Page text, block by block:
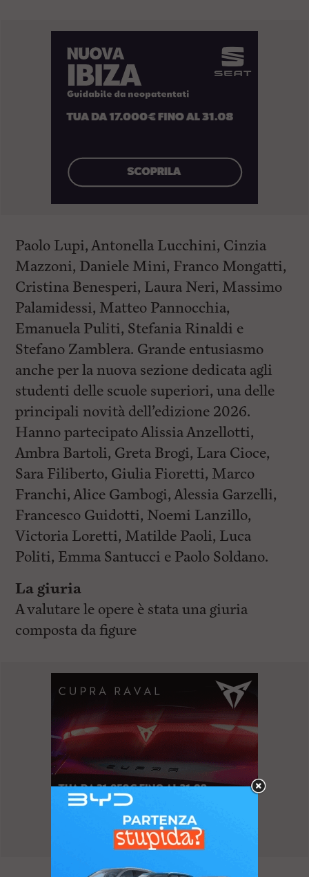
Paolo Lupi, Antonella Lucchini, Cinzia
Mazzoni, Daniele Mini, Franco Mongatti,
Cristina Benesperi, Laura Neri, Massimo
Palamidessi, Matteo Pannocchia,
Emanuela Puliti, Stefania Rinaldi e
Stefano Zamblera. Grande entusiasmo
anche per la nuova sezione dedicata agli
studenti delle scuole superiori, una delle
principali novità dell’edizione 2026.
Hanno partecipato Alissia Anzellotti,
Ambra Bartoli, Greta Brogi, Lara Cioce,
Sara Filiberto, Giulia Fioretti, Marco
Franchi, Alice Gambogi, Alessia Garzelli,
Francesco Guidotti, Noemi Lanzillo,
Victoria Loretti, Matilde Paoli, Luca
Politi, Emma Santucci e Paolo Soldano.
La giuria
A valutare le opere è stata una giuria
composta da figure